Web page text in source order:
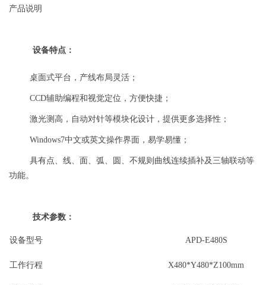
产品说明
设备特点 ：
桌面式平台，产线布局灵活；
CCD辅助编程和视觉定位，方便快捷；
激光测高，自动对针等模块化设计，提供更多选择性；
Windows7中文或英文操作界面，易学易懂；
具有点、线、面、弧、圆、不规则曲线连续插补及三轴联动等
功能。
技术参数：
设备型号 APD-E480S
工作行程 X480*Y480*Z100mm